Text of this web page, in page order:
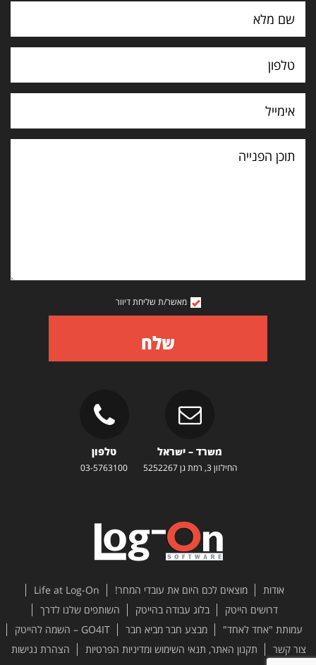
תוכן
הפנייה
מאשר/ת שליחת דיוור
שלח
משרד – ישראל
החילזון 3, רמת גן 5252267
טלפון
03-5763100
אודות מוצאים לכם היום את עובדי המחר!
Life at Log-On
דרושים הייטק
בלוג עבודה בהייטק
השותפים שלנו לדרך
עמותת "אחד לאחד"
מבצע חבר מביא חבר
GO4IT – השמה להייטק
צור קשר
תקנון האתר, תנאי השימוש ומדיניות הפרטיות הצהרת נגישות